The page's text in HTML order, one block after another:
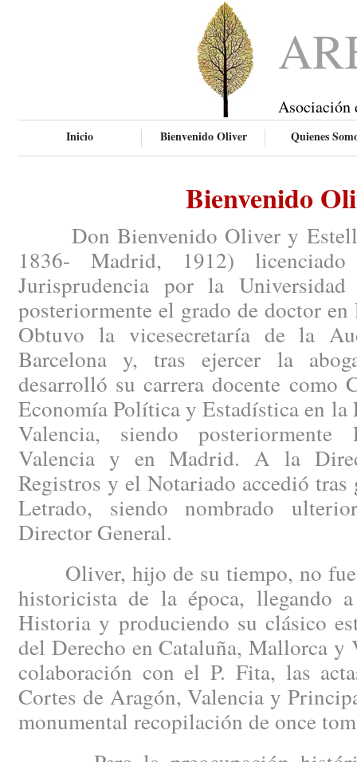
Asociación
Inicio Bienvenido Oliver Quienes
Bienvenido
Don Bienvenido Oliver y
1836- Madrid, 1912)
Jurisprudencia por la
posteriormente el grado de doctor
Obtuvo la vicesecretaría de la
Barcelona y, tras ejercer la
desarrolló su carrera docente como
Economía Política y Estadística en la
Valencia, siendo
Valencia y en Madrid. A la
Registros y el Notariado accedió tras
Letrado, siendo nombrado
Director General.
Oliver, hijo de su tiempo, no fue
historicista de la época, llegando
Historia y produciendo su clásico
del Derecho en Cataluña, Mallorca y
colaboración con el P. Fita, las
Cortes de Aragón, Valencia y
monumental recopilación de once